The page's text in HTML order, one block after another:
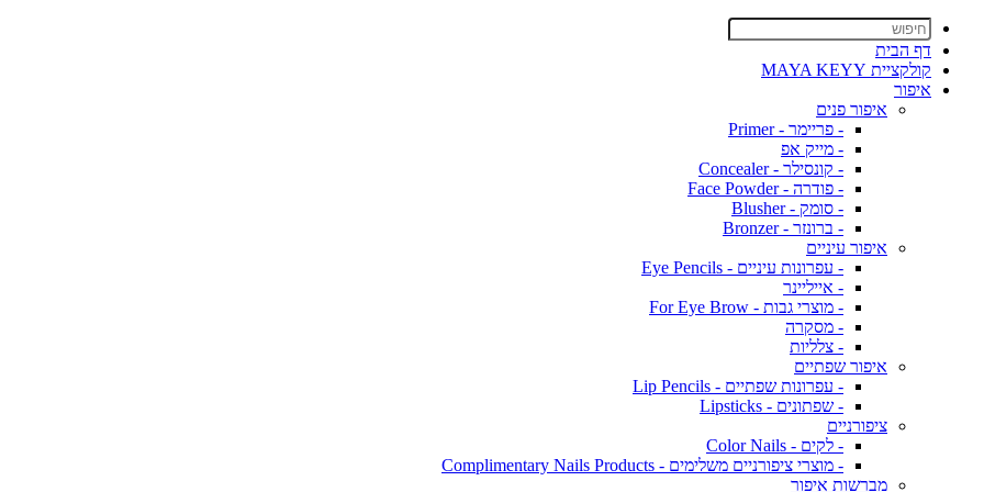
דף הבית
קולקציית MAYA KEYY
איפור
איפור פנים
- פריימר - Primer
- מייק אפ
- קונסילר - Concealer
- פודרה - Face Powder
- סומק - Blusher
- ברונזר - Bronzer
איפור עיניים
- עפרונות עיניים - Eye Pencils
- אייליינר
- מוצרי גבות - For Eye Brow
- מסקרה
- צלליות
איפור שפתיים
- עפרונות שפתיים - Lip Pencils
- שפתונים - Lipsticks
ציפורניים
- לקים - Color Nails
- מוצרי ציפורניים משלימים - Complimentary Nails Products
מברשות איפור